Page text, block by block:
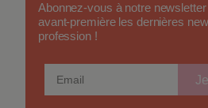
Abonnez-vous à notre newsletter pour recevoir en
avant-première les dernières
profession !